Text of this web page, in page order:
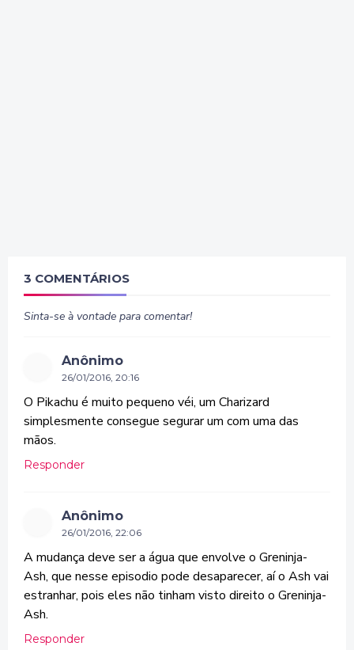
3 COMENTÁRIOS
Sinta-se à vontade para comentar!
Anônimo
26/01/2016, 20:16
O Pikachu é muito pequeno véi, um Charizard
simplesmente consegue segurar um com uma das
mãos.
Responder
Anônimo
26/01/2016, 22:06
A mudança deve ser a água que envolve o Greninja-
Ash, que nesse episodio pode desaparecer, aí o Ash vai
estranhar, pois eles não tinham visto direito o Greninja-
Ash.
Responder